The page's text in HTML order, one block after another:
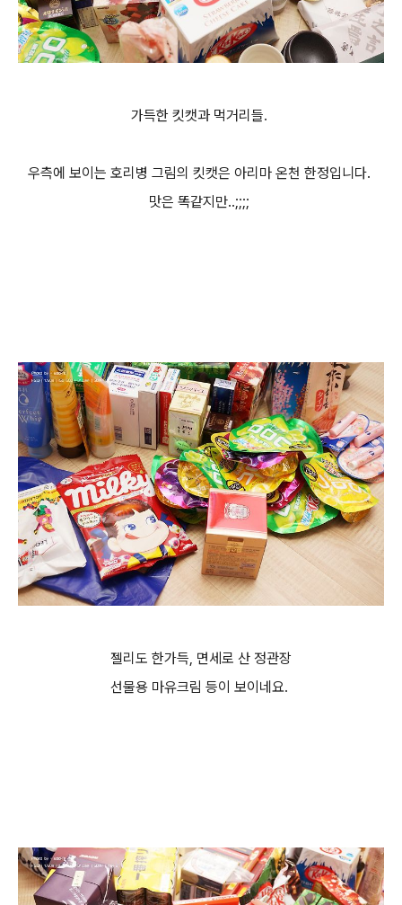
가득한 킷캣과 먹거리들.
우측에 보이는 호리병 그림의 킷캣은 아리마 온천 한정입니다.
맛은 똑같지만..;;;;
젤리도 한가득, 면세로 산 정관장
선물용 마유크림 등이 보이네요.